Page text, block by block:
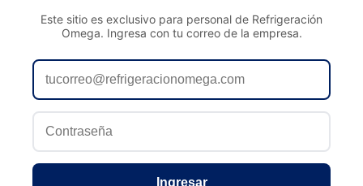
Este sitio es exclusivo para personal de Refrigeración
Omega. Ingresa con tu correo de la empresa.
Ingresar